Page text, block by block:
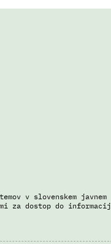
v slovenskem javnem
za dostop do informacij